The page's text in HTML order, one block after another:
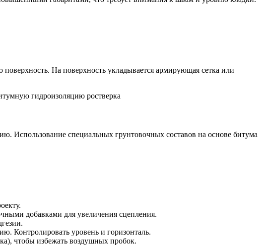
На поверхность укладывается армирующая сетка или
Использование специальных грунтовочных составов на основе битума
добавками для увеличения сцепления.
Контролировать уровень и горизонталь.
чтобы избежать воздушных пробок.